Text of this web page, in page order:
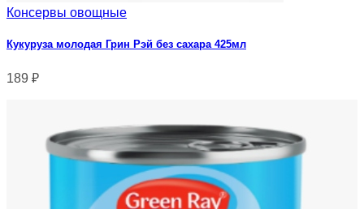
Консервы овощные
Кукуруза молодая Грин Рэй без сахара 425мл
189 ₽